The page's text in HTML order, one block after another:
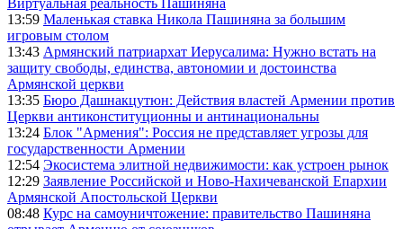
Виртуальная реальность Пашиняна
13:59 Маленькая ставка Никола Пашиняна за большим
игровым столом
13:43 Армянский патриархат Иерусалима: Нужно встать на
защиту свободы, единства, автономии и достоинства
Армянской церкви
13:35 Бюро Дашнакцутюн: Действия властей Армении против
Церкви антиконституционны и антинациональны
13:24 Блок "Армения": Россия не представляет угрозы для
государственности Армении
12:54 Экосистема элитной недвижимости: как устроен рынок
12:29 Заявление Российской и Ново-Нахичеванской Епархии
Армянской Апостольской Церкви
08:48 Курс на самоуничтожение: правительство Пашиняна